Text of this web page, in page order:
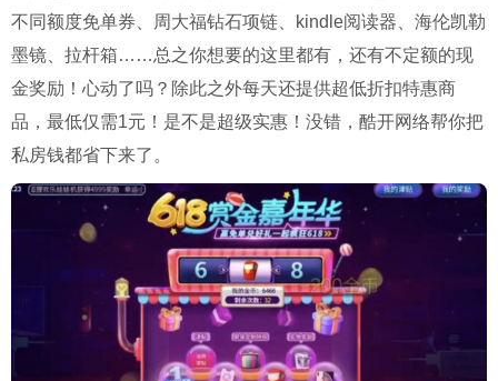
不同额度免单券、周大福钻石项链、kindle阅读器、海伦凯勒
墨镜、拉杆箱……总之你想要的这里都有，还有不定额的现
金奖励！心动了吗？除此之外每天还提供超低折扣特惠商
品，最低仅需1元！是不是超级实惠！没错，酷开网络帮你把
私房钱都省下来了。